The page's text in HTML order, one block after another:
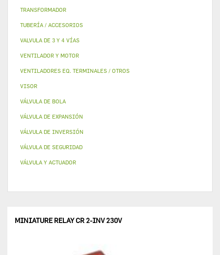
TRANSFORMADOR
TUBERÍA / ACCESORIOS
VALVULA DE 3 Y 4 VÍAS
VENTILADOR Y MOTOR
VENTILADORES EQ. TERMINALES / OTROS
VISOR
VÁLVULA DE BOLA
VÁLVULA DE EXPANSIÓN
VÁLVULA DE INVERSIÓN
VÁLVULA DE SEGURIDAD
VÁLVULA Y ACTUADOR
MINIATURE RELAY CR 2-INV 230V